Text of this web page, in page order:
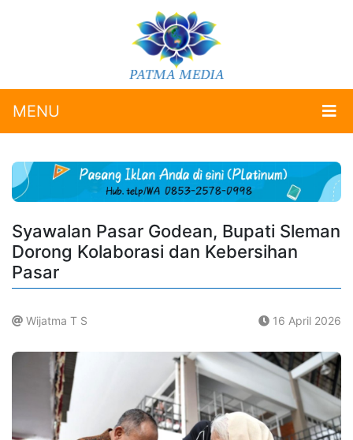
MENU
Syawalan Pasar Godean, Bupati Sleman
Dorong Kolaborasi dan Kebersihan
Pasar
Wijatma T S 16 April 2026